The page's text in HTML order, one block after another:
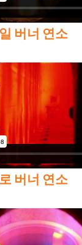
버너 연소
버너 연소